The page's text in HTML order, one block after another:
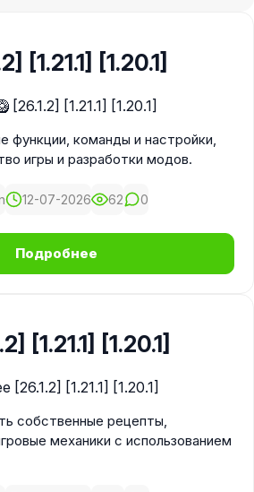
[1.21.1] [1.20.1]
функции, команды и настройки,
игры и разработки модов.
12-07-2026 62 0
Подробнее
[1.21.1] [1.20.1]
собственные рецепты,
механики с использованием